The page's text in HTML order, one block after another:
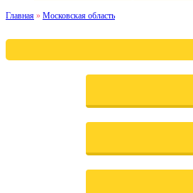
Главная » Московская область